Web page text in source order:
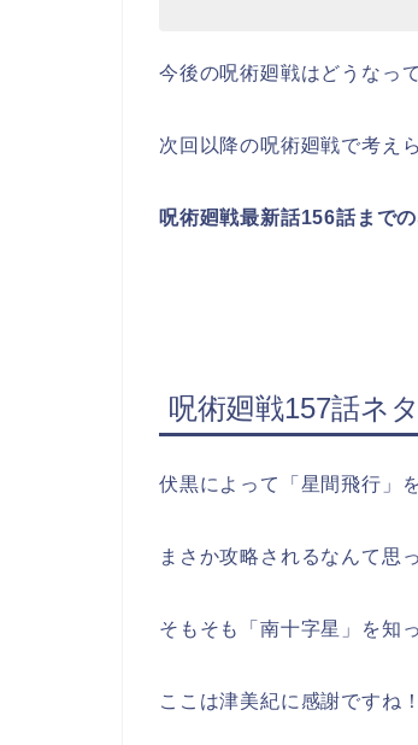
今後の呪術廻戦はどうなっ
次回以降の呪術廻戦で考え
呪術廻戦最新話156話まで
呪術廻戦157話ネ
伏黒によって「星間飛行」
まさか攻略されるなんて思
そもそも「南十字星」を知
ここは津美紀に感謝ですね！